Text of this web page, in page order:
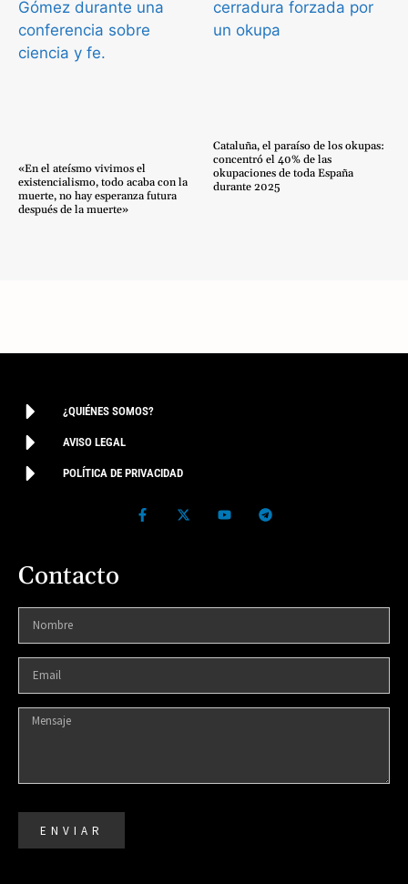
«En el ateísmo vivimos el
existencialismo, todo acaba con la
muerte, no hay esperanza futura
después de la muerte»
Cataluña, el paraíso de los okupas:
concentró el 40% de las
okupaciones de toda España
durante 2025
¿QUIÉNES SOMOS?
AVISO LEGAL
POLÍTICA DE PRIVACIDAD
Contacto
ENVIAR